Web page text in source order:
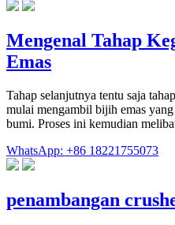
Mengenal Tahap
Emas
Tahap selanjutnya tentu saja
mulai mengambil bijih emas
bumi. Proses ini kemudian
WhatsApp: +86 18221755073
penambangan